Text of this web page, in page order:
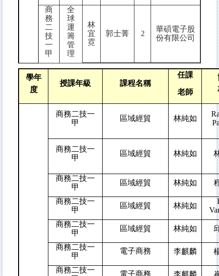
商
務
二
技
一
甲
全
球
運
籌
管
理
林
宜
霓
郭士菁 2
華碩電子股
份有限公司
學年
度
授課年級 課程名稱
任課
老師
商務二技一
甲
區域經貿 林純如
商務二技一
甲
區域經貿 林純如
商務二技一
甲
區域經貿 林純如
商務二技一
甲
區域經貿 林純如
商務二技一
甲
區域經貿 林純如
商務二技一
甲
電子商務 李麒麟
商務二技一
電子商務 李麒麟